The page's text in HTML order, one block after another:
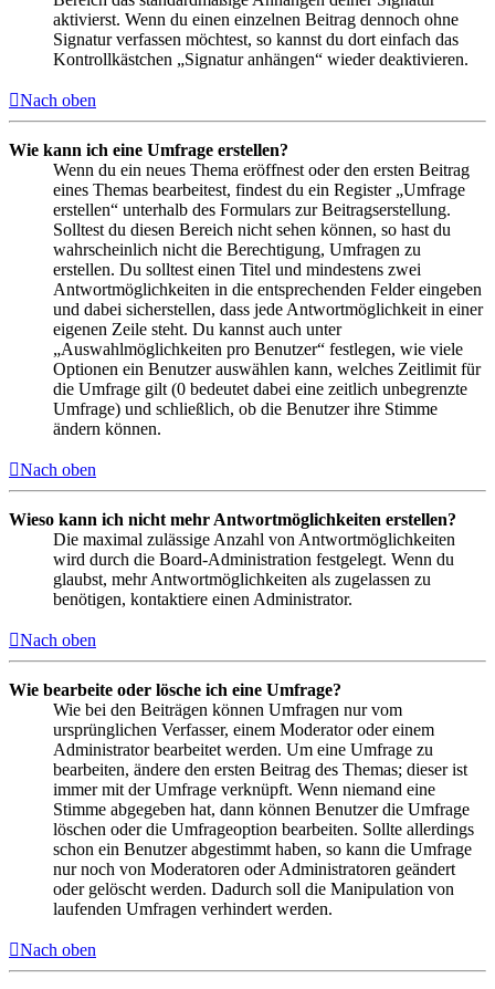
aktivierst. Wenn du einen einzelnen Beitrag dennoch ohne
Signatur verfassen möchtest, so kannst du dort einfach das
Kontrollkästchen „Signatur anhängen“ wieder deaktivieren.
Nach oben
Wie kann ich eine Umfrage erstellen?
Wenn du ein neues Thema eröffnest oder den ersten Beitrag
eines Themas bearbeitest, findest du ein Register „Umfrage
erstellen“ unterhalb des Formulars zur Beitragserstellung.
Solltest du diesen Bereich nicht sehen können, so hast du
wahrscheinlich nicht die Berechtigung, Umfragen zu
erstellen. Du solltest einen Titel und mindestens zwei
Antwortmöglichkeiten in die entsprechenden Felder eingeben
und dabei sicherstellen, dass jede Antwortmöglichkeit in einer
eigenen Zeile steht. Du kannst auch unter
„Auswahlmöglichkeiten pro Benutzer“ festlegen, wie viele
Optionen ein Benutzer auswählen kann, welches Zeitlimit für
die Umfrage gilt (0 bedeutet dabei eine zeitlich unbegrenzte
Umfrage) und schließlich, ob die Benutzer ihre Stimme
ändern können.
Nach oben
Wieso kann ich nicht mehr Antwortmöglichkeiten erstellen?
Die maximal zulässige Anzahl von Antwortmöglichkeiten
wird durch die Board-Administration festgelegt. Wenn du
glaubst, mehr Antwortmöglichkeiten als zugelassen zu
benötigen, kontaktiere einen Administrator.
Nach oben
Wie bearbeite oder lösche ich eine Umfrage?
Wie bei den Beiträgen können Umfragen nur vom
ursprünglichen Verfasser, einem Moderator oder einem
Administrator bearbeitet werden. Um eine Umfrage zu
bearbeiten, ändere den ersten Beitrag des Themas; dieser ist
immer mit der Umfrage verknüpft. Wenn niemand eine
Stimme abgegeben hat, dann können Benutzer die Umfrage
löschen oder die Umfrageoption bearbeiten. Sollte allerdings
schon ein Benutzer abgestimmt haben, so kann die Umfrage
nur noch von Moderatoren oder Administratoren geändert
oder gelöscht werden. Dadurch soll die Manipulation von
laufenden Umfragen verhindert werden.
Nach oben